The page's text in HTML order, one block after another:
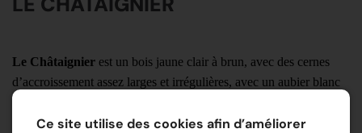
Le Châtaignier est un bois jaune clair à brun, avec des cernes
d’accroissement assez larges et irrégulières, avec un aubier blanc
utilisation enextérieur.
Ce site utilise des cookies afin d’améliorer